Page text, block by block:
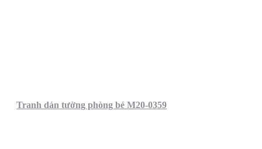
Tranh dán tường phòng bé M20-0359